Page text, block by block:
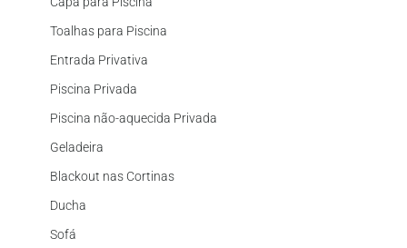
Toalhas para Piscina
Entrada Privativa
Piscina Privada
Piscina não-aquecida Privada
Geladeira
Blackout nas Cortinas
Ducha
Sofá